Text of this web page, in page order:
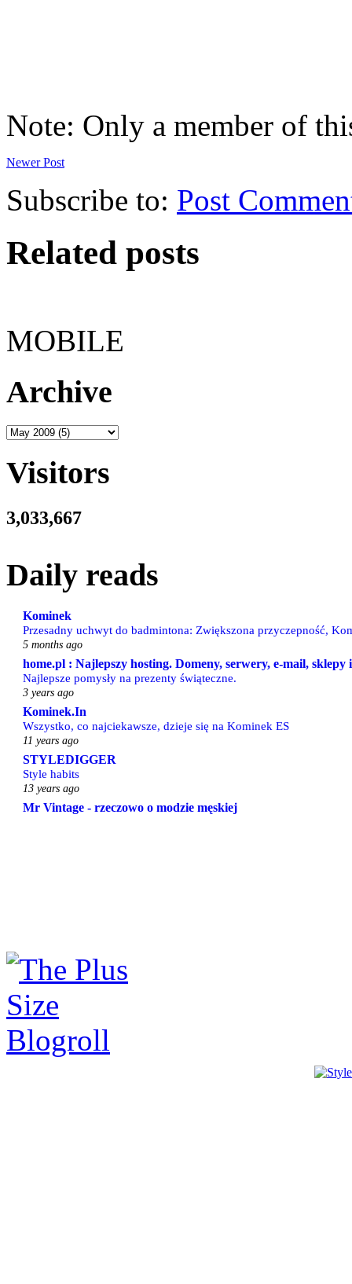
Note: Only a member of
Newer Post
Subscribe to: Post
Related posts
MOBILE
Archive
Visitors
3,033,667
Daily reads
Kominek
Przesadny uchwyt do badmintona: Zwiększona przyczepność,
5 months ago
home.pl : Najlepszy hosting. Domeny, serwery, e-mail, sklepy
Najlepsze pomysły na prezenty świąteczne.
3 years ago
Kominek.In
Wszystko, co najciekawsze, dzieje się na Kominek ES
11 years ago
STYLEDIGGER
Style habits
13 years ago
Mr Vintage - rzeczowo o modzie męskiej